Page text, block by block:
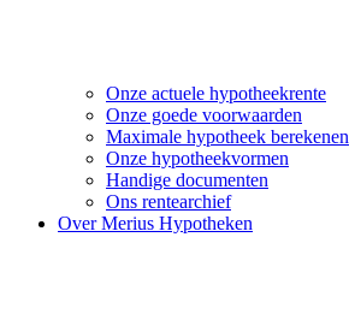
Onze actuele hypotheekrente
Onze goede voorwaarden
Maximale hypotheek berekenen
Onze hypotheekvormen
Handige documenten
Ons rentearchief
Over Merius Hypotheken